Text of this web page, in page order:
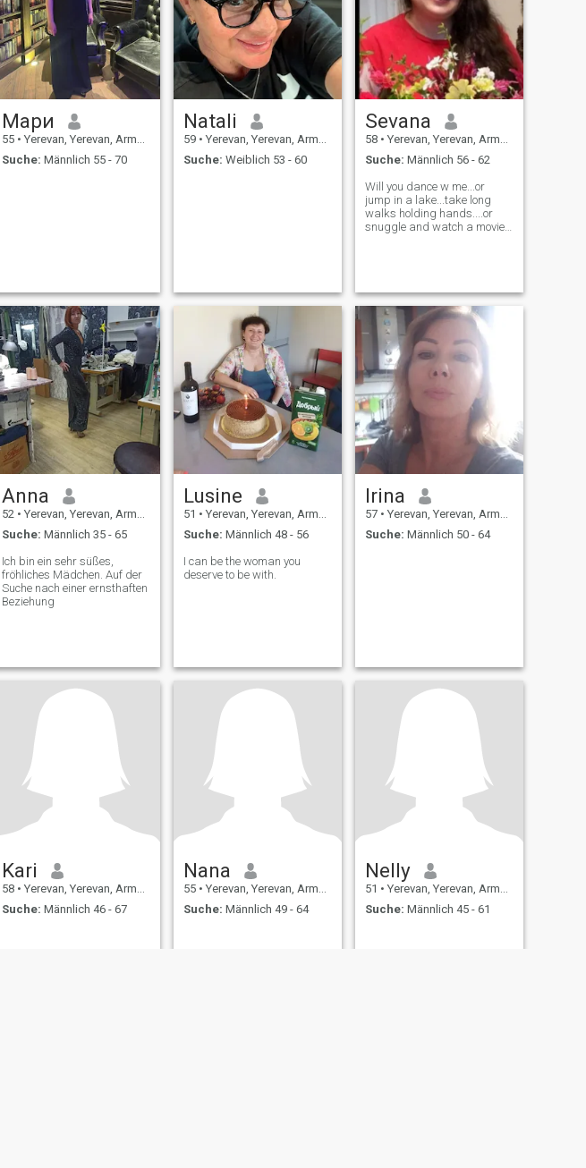
Мари
55 • Yerevan, Yerevan, Armenien
Suche: Männlich 55 - 70
Natali
59 • Yerevan, Yerevan, Armenien
Suche: Weiblich 53 - 60
Sevana
58 • Yerevan, Yerevan, Armenien
Suche: Männlich 56 - 62
Will you dance w me...or
jump in a lake...take long
walks holding hands....or
snuggle and watch a movie! I
some genuine and tr
Anna
52 • Yerevan, Yerevan, Armenien
Suche: Männlich 35 - 65
Ich bin ein sehr süßes,
fröhliches Mädchen. Auf der
Suche nach einer ernsthaften
Beziehung
Lusine
51 • Yerevan, Yerevan, Armenien
Suche: Männlich 48 - 56
I can be the woman you
deserve to be with.
Irina
57 • Yerevan, Yerevan, Armenien
Suche: Männlich 50 - 64
Kari
58 • Yerevan, Yerevan, Armenien
Suche: Männlich 46 - 67
Nana
55 • Yerevan, Yerevan, Armenien
Suche: Männlich 49 - 64
Nelly
51 • Yerevan, Yerevan, Armenien
Suche: Männlich 45 - 61